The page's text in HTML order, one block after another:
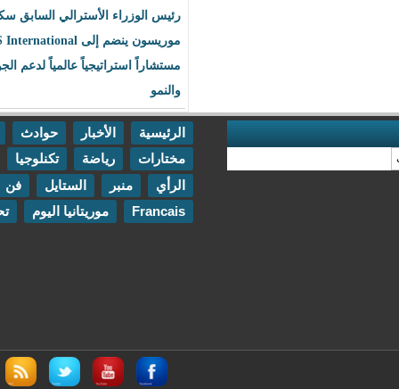
رئيس الوزراء الأسترالي السابق سكوت
موريسون ينضم إلى BLS International
مستشاراً استراتيجياً عالمياً لدعم الجودة
حوادث
اقتصاد
تكنلوجيا
مقابلات
الستايل فن
اتصل بنا
موريتانيا اليوم تحقيقات